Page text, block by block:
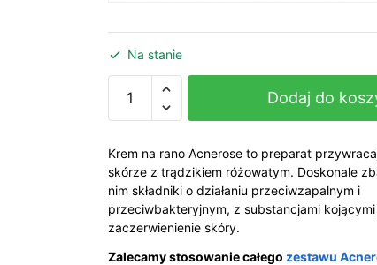
Na stanie
Acnerose
krem
na
rano,
trądzik
Dodaj do
Krem na rano Acnerose to preparat
skórze z trądzikiem różowatym. Doskonale
nim składniki o działaniu przeciwzapalnym i
przeciwbakteryjnym, z substancjami
zaczerwienienie skóry.
Zalecamy stosowanie całego zestawu